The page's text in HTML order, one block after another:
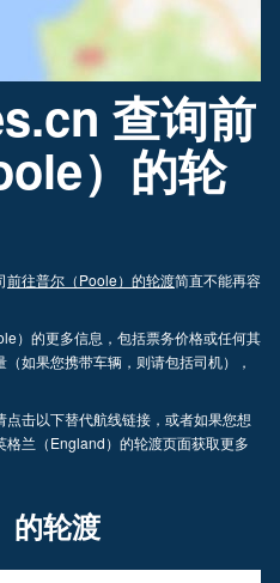
查询前
）的轮
前往普尔（Poole）的轮渡简直不能再容
）的更多信息，包括票务价格或任何其
如果您携带车辆，则请包括司机），
击以下替代航线链接，或者如果您想
兰（England）的轮渡页面获取更多
的轮渡